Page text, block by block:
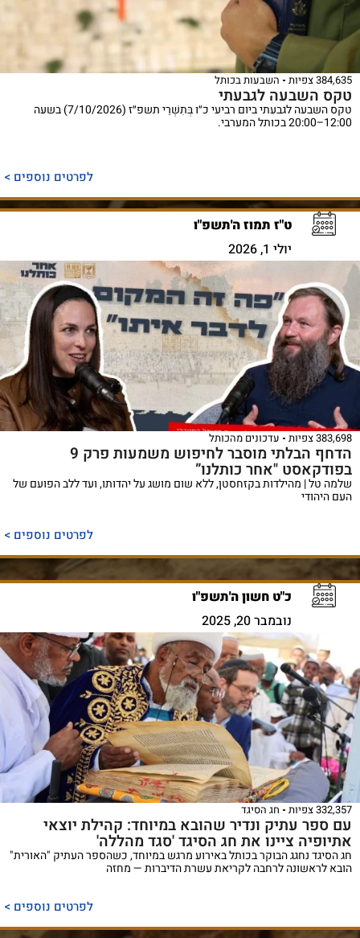
384,635 צפיות השבעות בכותל
טקס השבעה לגבעתי
טקס השבעה לגבעתי ביום רביעי כ״ו בְּתִשְׁרֵי תשפ״ז (7/10/2026) בשעה
12:00–20:00 בכותל המערבי.
לפרטים נוספים >
ט"ז תמוז ה'תשפ"ו
יולי 1, 2026
383,698 צפיות עדכונים מהכותל
הדחף הבלתי מוסבר לחיפוש משמעות פרק 9
בפודקאסט "אחר כותלנו”
שלמה טל | מהילדות בקזחסטן, ללא שום מושג על יהדותו, ועד ללב הפועם של
העם היהודי
לפרטים נוספים >
כ"ט חשון ה'תשפ"ו
נובמבר 20, 2025
332,357 צפיות חג הסיגד
עם ספר עתיק ונדיר שהובא במיוחד: קהילת יוצאי
אתיופיה ציינו את חג הסיגד 'סגד מהללה'
חג הסיגד נחגג הבוקר בכותל באירוע מרגש במיוחד, כשהספר העתיק "האורית"
הובא לראשונה לרחבה לקריאת עשרת הדיברות — מחזה
לפרטים נוספים >